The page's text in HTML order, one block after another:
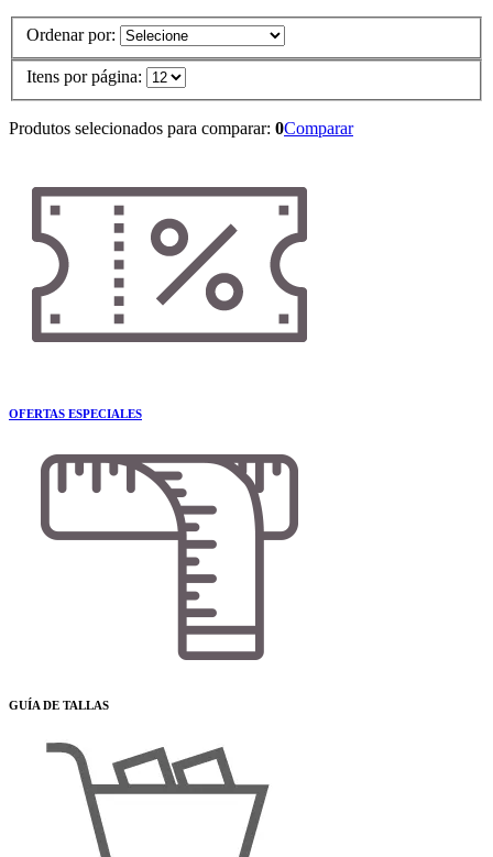
Ordenar por:
Itens por página:
Produtos selecionados para comparar: 0Comparar
OFERTAS ESPECIALES
GUÍA DE TALLAS